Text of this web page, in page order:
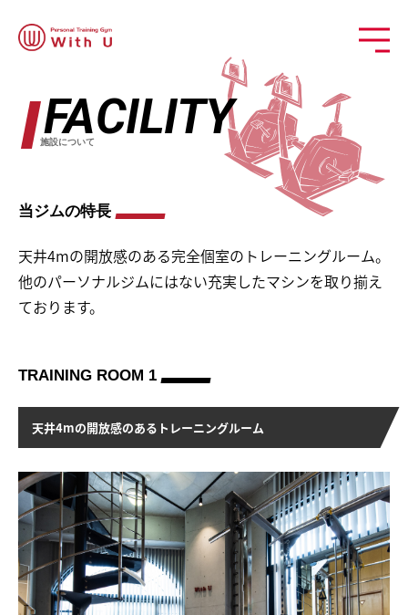
FACILITY
施設について
当ジムの特長
天井4mの開放感のある完全個室のトレーニングルーム。
他のパーソナルジムにはない充実したマシンを取り揃え
ております。
TRAINING ROOM 1
天井4mの開放感のあるトレーニングルーム